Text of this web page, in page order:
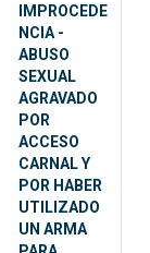
IMPROCEDE
NCIA -
ABUSO
SEXUAL
AGRAVADO
POR
ACCESO
CARNAL Y
POR HABER
UTILIZADO
UN ARMA